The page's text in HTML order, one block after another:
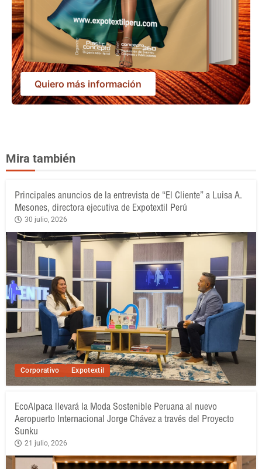
Quiero más información
Mira también
Corporativo Expotextil
Principales anuncios de la entrevista de “El Cliente” a Luisa A.
Mesones, directora ejecutiva de Expotextil Perú
30 julio, 2026
EcoAlpaca llevará la Moda Sostenible Peruana al nuevo
Aeropuerto Internacional Jorge Chávez a través del Proyecto
Sunku
21 julio, 2026